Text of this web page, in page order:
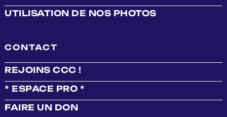
UTILISATION DE NOS PHOTOS
CONTACT
REJOINS CCC !
* ESPACE PRO *
FAIRE UN DON